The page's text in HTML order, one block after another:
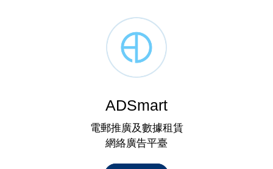
ADSmart
電郵推廣及數據租賃
網絡廣告平臺